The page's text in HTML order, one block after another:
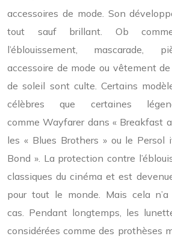
accessoires de mode. Son
tout sauf brillant. Ob
l’éblouissement, mascarade,
accessoire de mode ou vêtement
de soleil sont culte. Certains
célèbres que certaines
comme Wayfarer dans « Breakfast
les « Blues Brothers » ou le Persol
Bond ». La protection contre
classiques du cinéma et est
pour tout le monde. Mais cela
cas. Pendant longtemps, les
considérées comme des prothèses